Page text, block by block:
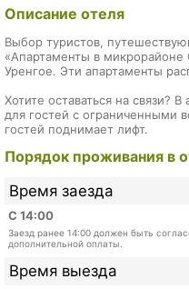
Описание отеля
Выбор туристов,
«Апартаменты в микрорайоне
Уренгое. Эти апартаменты
Хотите оставаться на связи?
для гостей с ограниченными
гостей поднимает лифт.
Порядок проживания в
Время заезда
С 14:00
Заезд ранее 14:00 должен быть
дополнительной оплаты.
Время выезда